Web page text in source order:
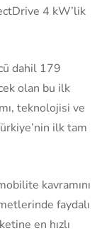
4 kW’lik
dahil 179
olan bu ilk
teknolojisi ve
ilk tam
kavramını
faydalı
en hızlı